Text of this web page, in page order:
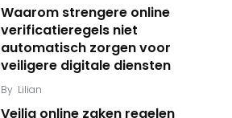
Waarom strengere online
verificatieregels niet
automatisch zorgen voor
veiligere digitale diensten
By Lilian
Veilig online zaken regelen